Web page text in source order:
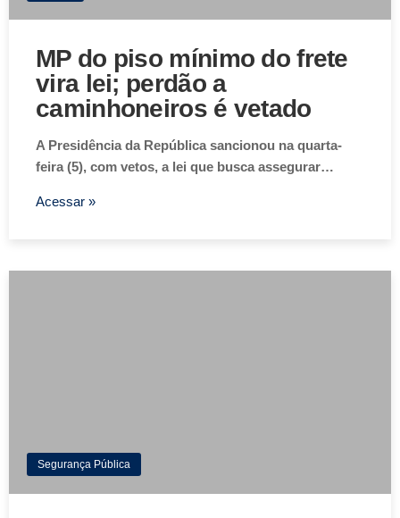
MP do piso mínimo do frete
vira lei; perdão a
caminhoneiros é vetado
A Presidência da República sancionou na quarta-
feira (5), com vetos, a lei que busca assegurar…
Acessar »
Segurança Pública